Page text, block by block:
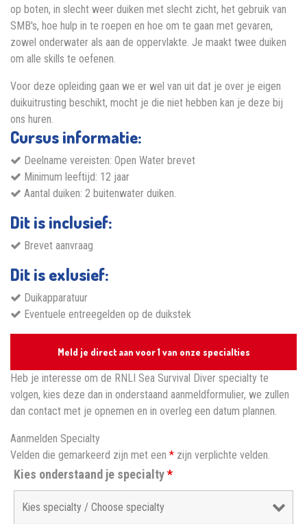
op boten, in slecht weer duiken met slecht zicht, het gebruik van
SMB's, hoe hulp in te roepen en hoe om te gaan met gevaren,
zowel onderwater als aan de oppervlakte. Je maakt twee duiken
om alle skills te oefenen.
Voor deze opleiding gaan we er wel van uit dat je over je eigen
duikuitrusting beschikt, mocht je die niet hebben kan je deze bij
ons huren.
Cursus informatie:
Deelname vereisten: Open Water brevet
Minimum leeftijd: 12 jaar
Aantal duiken: 2 buitenwater duiken.
Dit is inclusief:
Brevet aanvraag
Dit is exlusief:
Duikapparatuur
Eventuele entreegelden op de duikstek
Meld je direct aan voor 1 van onze specialties
Heb je interesse om de RNLI Sea Survival Diver specialty te
volgen, kies deze dan in onderstaand aanmeldformulier, we zullen
dan contact met je opnemen en in overleg een datum plannen.
Aanmelden Specialty
Velden die gemarkeerd zijn met een * zijn verplichte velden.
Kies onderstaand je specialty*